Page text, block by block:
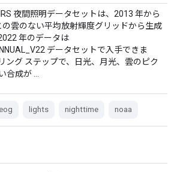
夜間照明データセットは、2013 年から
雲のない平均放射輝度グリッドから生成
年のデータは
データセットで入手できま
ング ステップで、日光、月光、雲のピク
合成が …
lights nighttime noaa